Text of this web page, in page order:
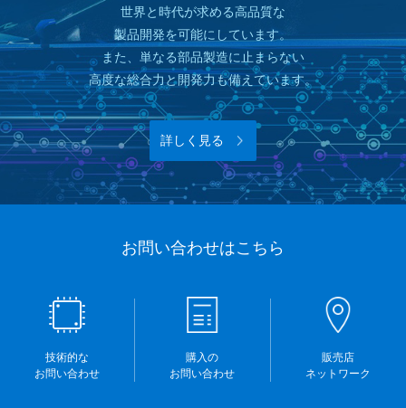
世界と時代が求める高品質な
製品開発を可能にしています。
また、単なる部品製造に止まらない
高度な総合力と開発力も備えています。
詳しく見る
お問い合わせはこちら
技術的な
お問い合わせ
購入の
お問い合わせ
販売店
ネットワーク